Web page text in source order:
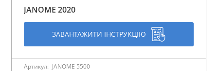
JANOME 2020
ЗАВАНТАЖИТИ ІНСТРУКЦІЮ
Артикул: JANOME 5500